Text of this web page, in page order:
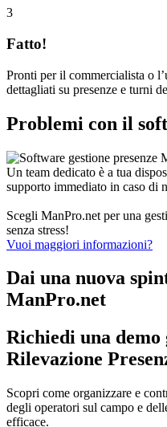
3
Fatto!
Pronti per il commercialista o
dettagliati su presenze e turni
Problemi con il
Un team dedicato è a tua
supporto immediato in caso di
Scegli ManPro.net per una
senza stress!
Vuoi maggiori informazioni?
Dai una nuova
ManPro.net
Richiedi una
Rilevazione
Scopri come organizzare e
degli operatori sul campo e
efficace.